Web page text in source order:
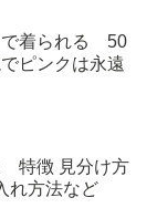
で着られる 50
ピンクは永遠
特徴 見分け方
れ方法など